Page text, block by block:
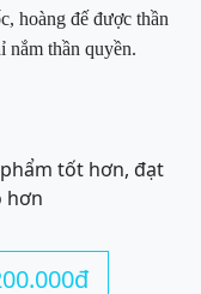
hoàng đế được thần
nắm thần quyền.
tốt hơn, đạt
hơn